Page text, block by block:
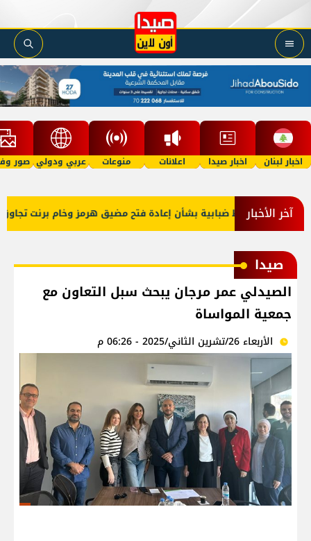
اخبار لبنان اخبار صيدا اعلانات منوعات عربي ودولي صور
آخر الأخبار
النفط وسط ضبابية بشأن إعادة فتح مضيق هرمز وخام برنت تجاوز 84 دولاراً للبرميل
صيدا
الصيدلي عمر مرجان يبحث سبل التعاون مع
جمعية المواساة
الأربعاء 26/تشرين الثاني/2025 - 06:26 م